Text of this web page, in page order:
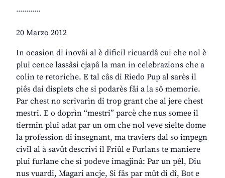
............
20 Marzo 2012
In ocasion di inovâi al è dificil ricuardâ cui che nol è
plui cence lassâsi cjapâ la man in celebrazions che a
colin te retoriche. E tal câs di Riedo Pup al sarès il
piês dai dispiets che si podarès fâi a la sô memorie.
Par chest no scrivarìn di trop grant che al jere chest
mestri. E o doprìn “mestri” parcè che nus somee il
tiermin plui adat par un om che nol veve sielte dome
la profession di insegnant, ma traviers dal so impegn
civîl al à savût descrivi il Friûl e Furlans te maniere
plui furlane che si podeve imagjinâ: Par un pêl, Diu
nus vuardi, Magari ancje, Si fâs par mût di dî, Bot e